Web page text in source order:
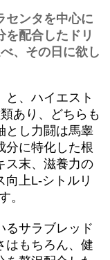
センタを中心に
を配合したドリ
、その日に欲し
と、ハイエスト
あり、どちらも
とし力闘は馬睾
分に特化した根
ス末、滋養力の
向上L-シトルリ
。
るサラブレッド
はもちろん、健